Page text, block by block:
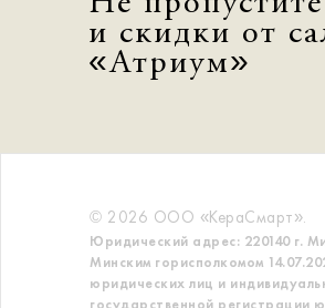
и скидки от
«Атриум»
© 2026 ООО «КераСмарт».
Юридический адрес: 220140 г.
Минским горисполкомом
юридических лиц и
государственной регистрации